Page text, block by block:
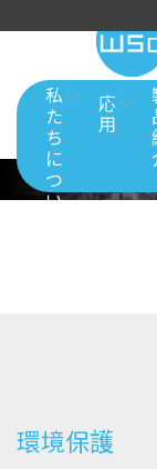
私
た
ち
に
つ
い
応
用
環境保護